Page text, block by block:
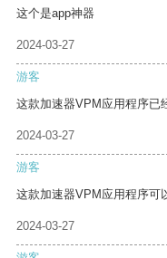
这个是app神器
2024-03-27
游客
这款加速器VPM应用程序已
2024-03-27
游客
这款加速器VPM应用程序可
2024-03-27